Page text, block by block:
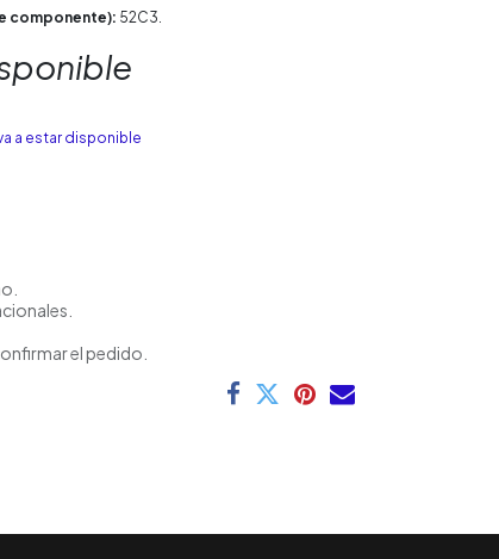
componente): 52C3.
a estar disponible
el pedido.